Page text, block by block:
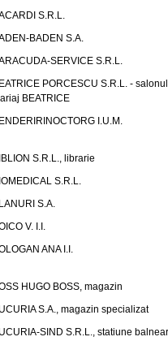
S.R.L.
BADEN S.A.
SERVICE S.R.L.
PORCESCU S.R.L. -
BEATRICE
I.U.M.
S.R.L., librarie
S.R.L.
S.A.
V. I.I.
ANA I.I.
HUGO BOSS, magazin
S.A., magazin specializat
SIND S.R.L., statiune